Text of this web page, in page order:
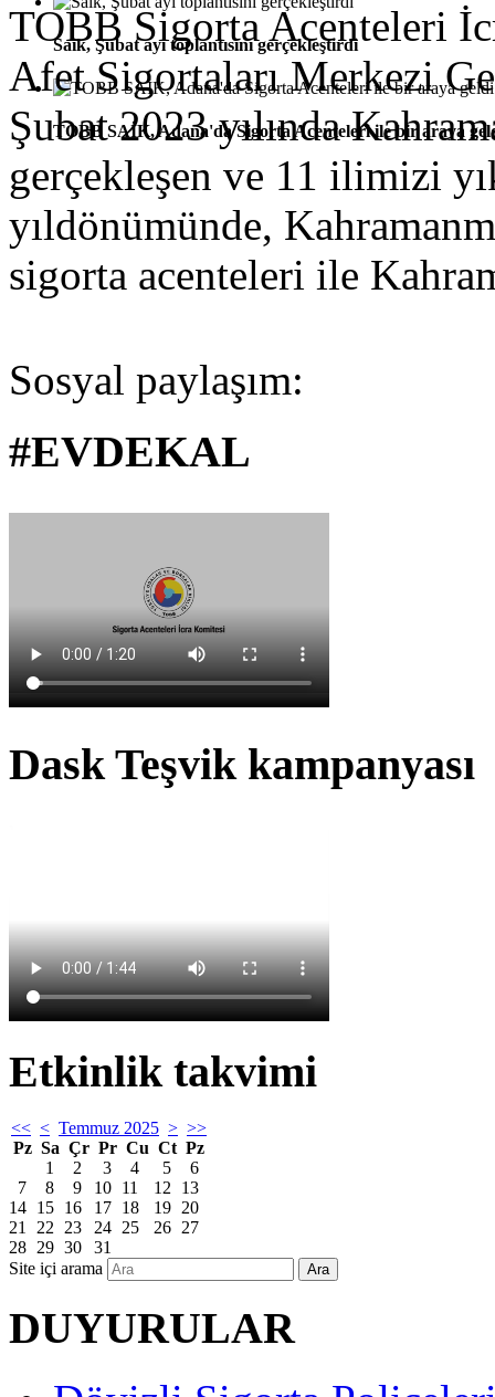
Saik, Şubat ayı toplantısını gerçekleştirdi
TOBB SAİK, Adana'da Sigorta Acenteleri ile bir araya
TOBB Sigorta Acenteleri
Afet Sigortaları Merkezi
Şubat 2023 yılında
gerçekleşen ve 11 ilimizi
yıldönümünde,
sigorta acenteleri ile
Sosyal paylaşım:
#EVDEKAL
Dask Teşvik kampanyası
Etkinlik takvimi
<< < Temmuz 2025 > >>
Pz Sa Çr Pr Cu Ct Pz
1
2 3 4 5
6
7
8 9 10 11 12
13
14 15 16 17 18 19 20
21
22 23 24 25 26 27
28 29 30
31
Site içi arama
Ara
DUYURULAR